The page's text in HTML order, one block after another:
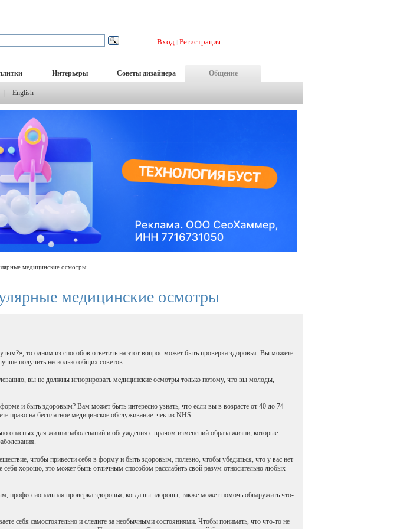
Вход Регистрация
Интерьеры Советы дизайнера Общение
English
медицинские осмотры ...
медицинские осмотры
то одним из способов ответить на этот вопрос может быть проверка здоровья. Вы можете
получить несколько общих советов.
вы не должны игнорировать медицинские осмотры только потому, что вы молоды,
и быть здоровым? Вам может быть интересно узнать, что если вы в возрасте от 40 до 74
право на бесплатное медицинское обслуживание. чек из NHS.
опасных для жизни заболеваний и обсуждения с врачом изменений образа жизни, которые
чтобы привести себя в форму и быть здоровым, полезно, чтобы убедиться, что у вас нет
себя хорошо, это может быть отличным способом расслабить свой разум относительно любых
профессиональная проверка здоровья, когда вы здоровы, также может помочь обнаружить что-
себя самостоятельно и следите за необычными состояниями. Чтобы понимать, что что-то не